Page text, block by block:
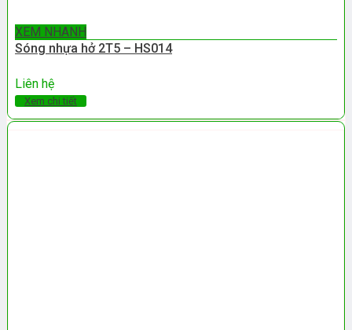
XEM NHANH
Sóng nhựa hở 2T5 – HS014
Liên hệ
Xem chi tiết